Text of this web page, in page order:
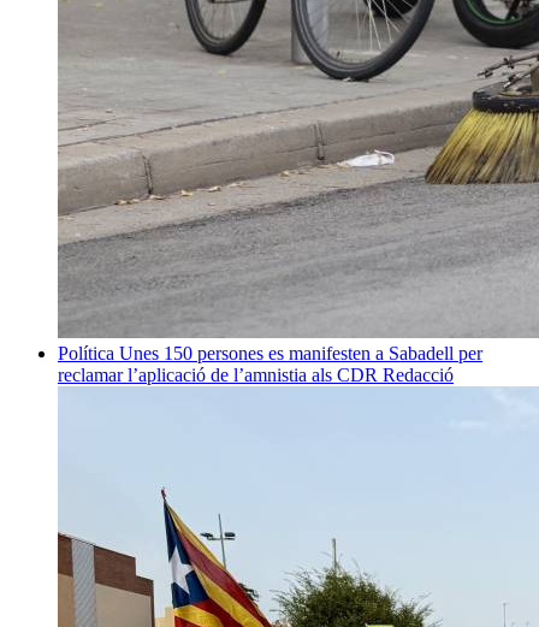
Política Unes 150 persones es manifesten a Sabadell per
reclamar l’aplicació de l’amnistia als CDR Redacció